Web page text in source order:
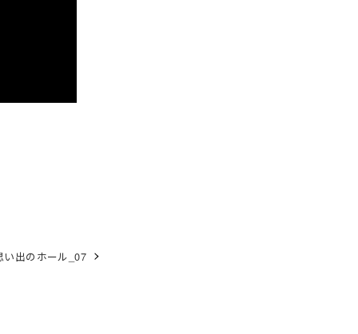
い出のホール_07